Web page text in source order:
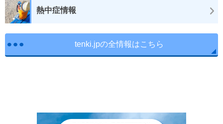
熱中症情報
tenki.jpの全情報はこちら